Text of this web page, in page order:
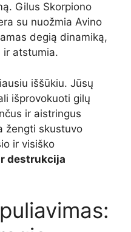
Gilus Skorpiono
su nuožmia Avino
degią dinamiką,
ir atstumia.
iššūkiu. Jūsų
išprovokuoti gilų
ir aistringus
žengti skustuvo
ir visiško
destrukcija